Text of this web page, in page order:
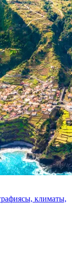
климаты,